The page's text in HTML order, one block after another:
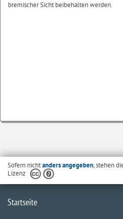
bremischer Sicht beibehalten werden.
Sofern nichtanders angegeben, stehen
Lizenz
Startseite